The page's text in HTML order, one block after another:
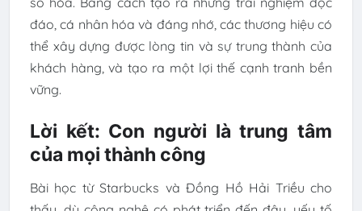
đáo, cá nhân hóa và đáng nhớ, các thương hiệu có
thể xây dựng được lòng tin và sự trung thành của
khách hàng, và tạo ra một lợi thế cạnh tranh bền
vững.
Lời kết: Con người là trung tâm
của mọi thành công
Bài học từ Starbucks và Đồng Hồ Hải Triều cho